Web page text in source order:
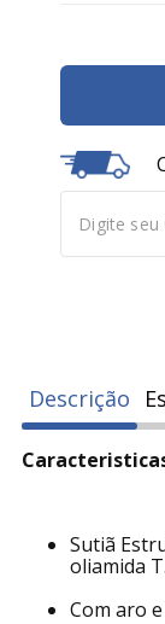
Descrição
Sutiã
oliamida
Com aro